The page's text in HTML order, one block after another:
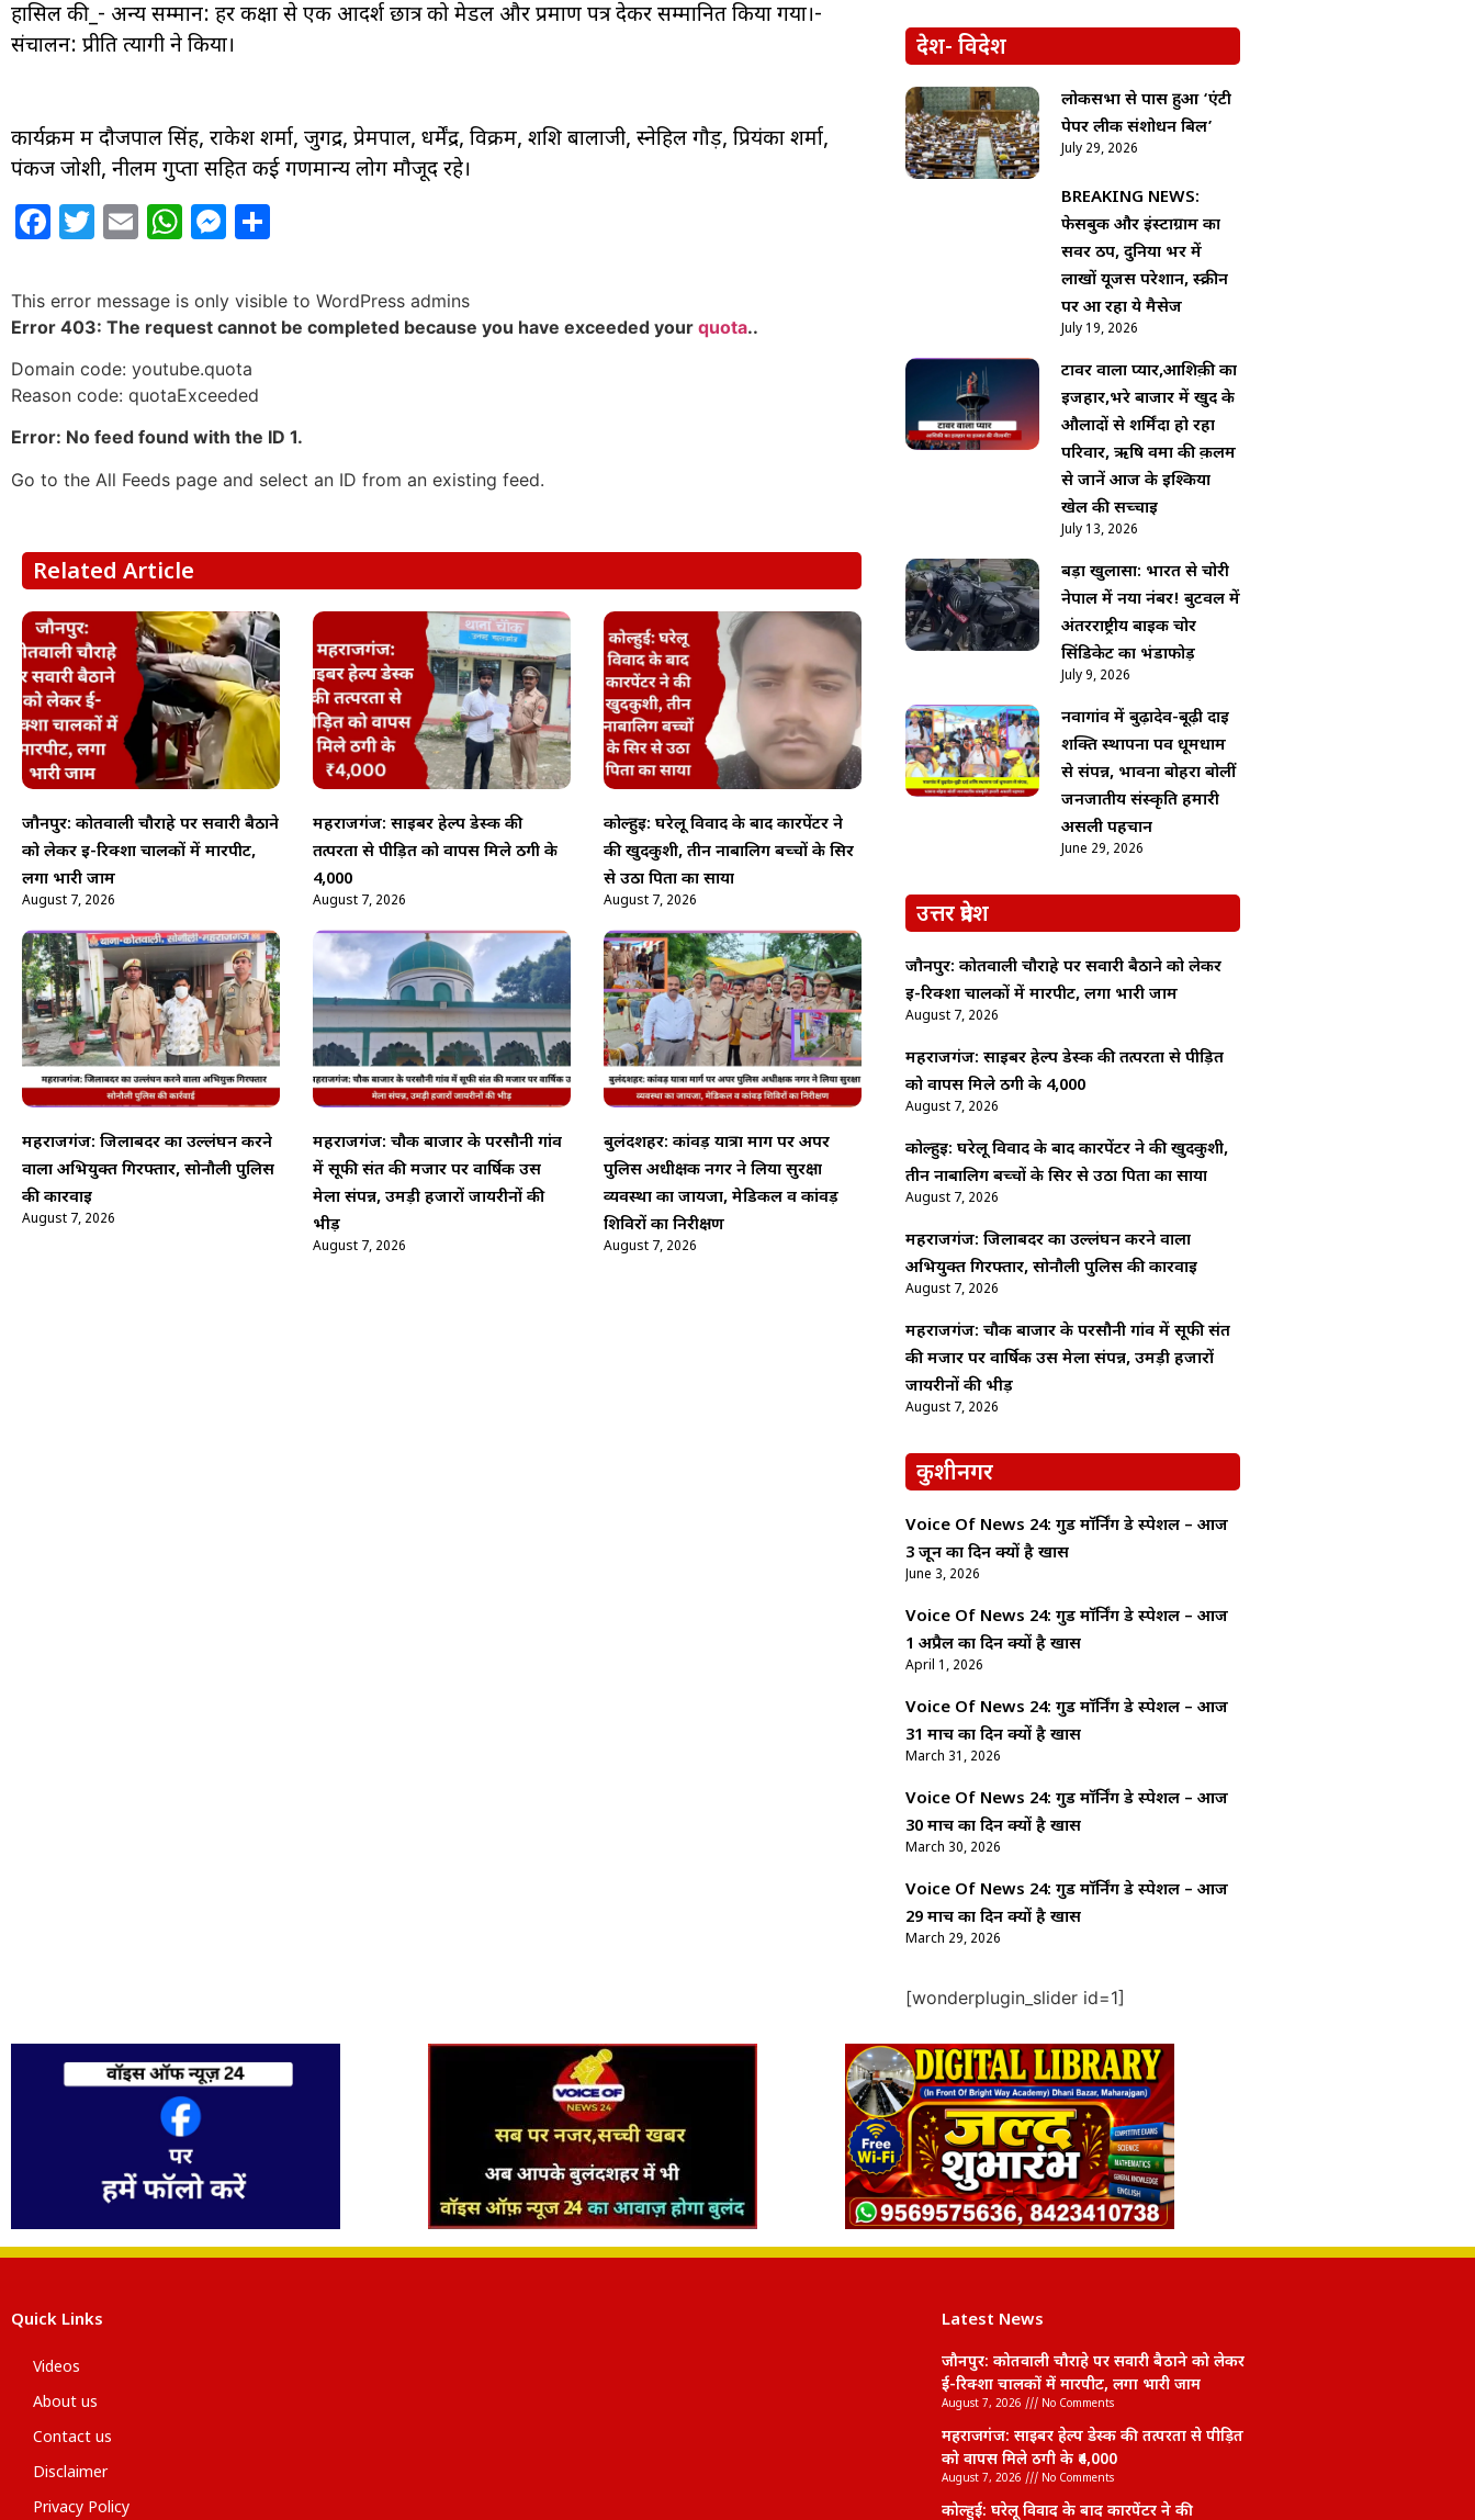
हासिल की_- अन्य सम्मान: हर कक्षा से एक आदर्श छात्र को मेडल और प्रमाण पत्र देकर सम्मानित किया गया।-
संचालन: प्रीति त्यागी ने किया।
कार्यक्रम में दौजपाल सिंह, राकेश शर्मा, जुगेंद्र, प्रेमपाल, धर्मेंद्र, विक्रम, शशि बालाजी, स्नेहिल गौड़, प्रियंका शर्मा,
पंकज जोशी, नीलम गुप्ता सहित कई गणमान्य लोग मौजूद रहे।
Facebook
Twitter
EmailWhatsApp
Messenger
This error message is only visible to WordPress admins
Error 403: The request cannot be completed because you have exceeded your quota..
Domain code: youtube.quota
Reason code: quotaExceeded
Error: No feed found with the ID 1.
Go to the All Feeds page and select an ID from an existing feed.
Related Article
जौनपुर: कोतवाली चौराहे पर सवारी बैठाने
को लेकर ई-रिक्शा चालकों में मारपीट,
लगा भारी जाम
August 7, 2026
महराजगंज: साइबर हेल्प डेस्क की
तत्परता से पीड़ित को वापस मिले ठगी के
₹4,000
August 7, 2026
कोल्हुई: घरेलू विवाद के बाद कारपेंटर ने
की खुदकुशी, तीन नाबालिग बच्चों के सिर
से उठा पिता का साया
August 7, 2026
महराजगंज: जिलाबदर का उल्लंघन करने
वाला अभियुक्त गिरफ्तार, सोनौली पुलिस
की कार्रवाई
August 7, 2026
महराजगंज: चौक बाजार के परसौनी गांव
में सूफी संत की मजार पर वार्षिक उर्स
मेला संपन्न, उमड़ी हजारों जायरीनों की
भीड़
August 7, 2026
बुलंदशहर: कांवड़ यात्रा मार्ग पर अपर
पुलिस अधीक्षक नगर ने लिया सुरक्षा
व्यवस्था का जायजा, मेडिकल व कांवड़
शिविरों का निरीक्षण
August 7, 2026
देश- विदेश
लोकसभा से पास हुआ ‘एंटी
पेपर लीक संशोधन बिल’
July 29, 2026
BREAKING NEWS:
फेसबुक और इंस्टाग्राम का
सर्वर ठप, दुनिया भर में
लाखों यूजर्स परेशान, स्क्रीन
पर आ रहा ये मैसेज
July 19, 2026
टावर वाला प्यार,आशिक़ी का
इजहार,भरे बाजार में खुद के
औलादों से शर्मिंदा हो रहा
परिवार, ऋषि वर्मा की क़लम
से जानें आज के इश्किया
खेल की सच्चाई
July 13, 2026
बड़ा खुलासा: भारत से चोरी
नेपाल में नया नंबर! बुटवल में
अंतरराष्ट्रीय बाइक चोर
सिंडिकेट का भंडाफोड़
July 9, 2026
नवागांव में बुढ़ादेव-बूढ़ी दाई
शक्ति स्थापना पर्व धूमधाम
से संपन्न, भावना बोहरा बोलीं
जनजातीय संस्कृति हमारी
असली पहचान
June 29, 2026
उत्तर प्रदेश
जौनपुर: कोतवाली चौराहे पर सवारी बैठाने को लेकर
ई-रिक्शा चालकों में मारपीट, लगा भारी जाम
August 7, 2026
महराजगंज: साइबर हेल्प डेस्क की तत्परता से पीड़ित
को वापस मिले ठगी के ₹4,000
August 7, 2026
कोल्हुई: घरेलू विवाद के बाद कारपेंटर ने की खुदकुशी,
तीन नाबालिग बच्चों के सिर से उठा पिता का साया
August 7, 2026
महराजगंज: जिलाबदर का उल्लंघन करने वाला
अभियुक्त गिरफ्तार, सोनौली पुलिस की कार्रवाई
August 7, 2026
महराजगंज: चौक बाजार के परसौनी गांव में सूफी संत
की मजार पर वार्षिक उर्स मेला संपन्न, उमड़ी हजारों
जायरीनों की भीड़
August 7, 2026
कुशीनगर
Voice Of News 24: गुड माॅर्निंग डे स्पेशल – आज
3 जून का दिन क्यों है खास
June 3, 2026
Voice Of News 24: गुड माॅर्निंग डे स्पेशल – आज
1 अप्रैल का दिन क्यों है खास
April 1, 2026
Voice Of News 24: गुड माॅर्निंग डे स्पेशल – आज
31 मार्च का दिन क्यों है खास
March 31, 2026
Voice Of News 24: गुड माॅर्निंग डे स्पेशल – आज
30 मार्च का दिन क्यों है खास
March 30, 2026
Voice Of News 24: गुड माॅर्निंग डे स्पेशल – आज
29 मार्च का दिन क्यों है खास
March 29, 2026
[wonderplugin_slider id=1]
Quick Links
Videos
About us
Contact us
Disclaimer
Privacy Policy
Latest News
जौनपुर: कोतवाली चौराहे पर सवारी बैठाने को लेकर
ई-रिक्शा चालकों में मारपीट, लगा भारी जाम
August 7, 2026 No Comments
महराजगंज: साइबर हेल्प डेस्क की तत्परता से पीड़ित
को वापस मिले ठगी के ₹4,000
August 7, 2026 No Comments
कोल्हुई: घरेलू विवाद के बाद कारपेंटर ने की